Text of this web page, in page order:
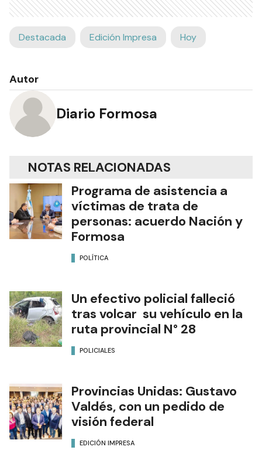
Destacada Edición Impresa Hoy
Autor
Diario Formosa
NOTAS RELACIONADAS
Programa de asistencia a
víctimas de trata de
personas: acuerdo Nación y
Formosa
POLÍTICA
Un efectivo policial falleció
tras volcar su vehículo en la
ruta provincial N° 28
POLICIALES
Provincias Unidas: Gustavo
Valdés, con un pedido de
visión federal
EDICIÓN IMPRESA